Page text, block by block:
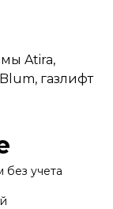
Atira,
газлифт
без учета